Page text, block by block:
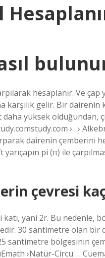
hesaplanır. Ve
karşılık gelir. Bir dairenin
yüksek olduğundan,
›…›
dairenin çemberini
pi (π) ile
çevresi
katı, yani 2r. Bu nedenle,
30 santimetre olan bir
santimetre bölgesinin
›Natür-Circu …